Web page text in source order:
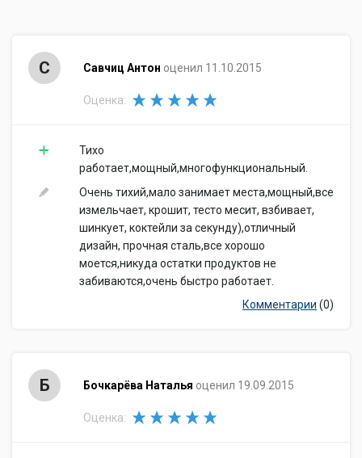
С Савчиц Антон оценил 11.10.2015
Оценка:
Тихо
работает,мощный,многофункциональный.
Очень тихий,мало занимает места,мощный,все
измельчает, крошит, тесто месит, взбивает,
шинкует, коктейли за секунду),отличный
дизайн, прочная сталь,все хорошо
моется,никуда остатки продуктов не
забиваются,очень быстро работает.
Комментарии (0)
Б Бочкарёва Наталья оценил 19.09.2015
Оценка: